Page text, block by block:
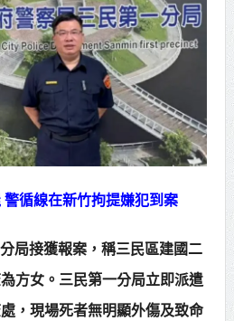
園區產業設施公共
機會
中心」市長陳其
各界貴賓共同揭幕
廟全國國中小學書
倒閣說」 喊推陳其
循線在新竹拘提嫌犯到案
局接獲報案，稱三民區建國二
方女。三民第一分局立即派遣
，現場死者無明顯外傷及致命